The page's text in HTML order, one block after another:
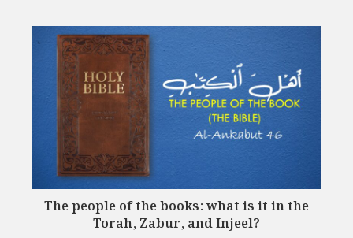
The people of the books: what is it in the
Torah, Zabur, and Injeel?